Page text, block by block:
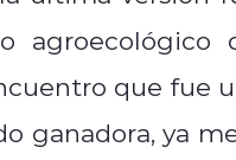
agroecológico
que fue
ganadora, ya